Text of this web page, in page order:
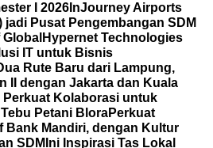
I 2026 InJourney Airports
jadi Pusat Pengembangan SDM
Hypernet Technologies
IT untuk Bisnis
Rute Baru dari Lampung,
II dengan Jakarta dan Kuala
Perkuat Kolaborasi untuk
Petani BloraPerkuat
Bank Mandiri, dengan Kultur
SDM Ini Inspirasi Tas Lokal